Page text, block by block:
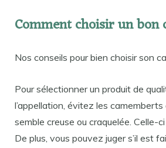
Comment choisir un bon
Nos conseils pour bien choisir son
Pour sélectionner un produit de
l’appellation, évitez les
semble creuse ou craquelée. Celle-
De plus, vous pouvez juger s’il est